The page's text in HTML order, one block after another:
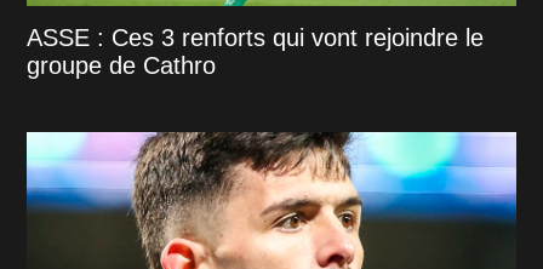
ASSE : Ces 3 renforts qui vont rejoindre le
groupe de Cathro